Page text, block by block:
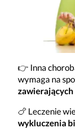
👉 Inna
wymaga na
🍗 Leczenie
wykluczenia